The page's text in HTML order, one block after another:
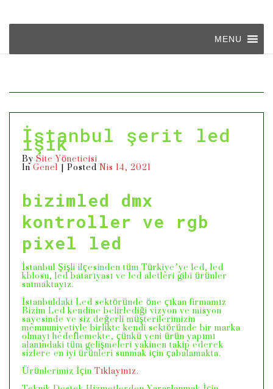
Skip
MENU
İstanbul şerit led
ışık
BySite Yöneticisi
InGenel PostedNis 14, 2021
bizimled dmx
kontroller ve rgb
pixel led
İstanbul Şişli ilçesinden tüm Türkiye’ye led, led
kblosu, led batarıyası ve led aletleri gibi ürünler
satmaktayız.
İstanbuldaki Led sektöründe öne çıkan firmamız
Bizim Led kendine belirlediği vizyon ve misyon
sayesinde ve siz değerli müşterilerimizin
memnuniyetiyle birlikte kendi sektöründe bir marka
olmayı hedeflemekte, çünkü yeni ürün yapımı
alanındaki tüm gelişmeleri yakinen takip ederek
sizlere en iyi ürünleri sunmak için çabalamakta.
Ürünlerimiz İçinTıklayınız.